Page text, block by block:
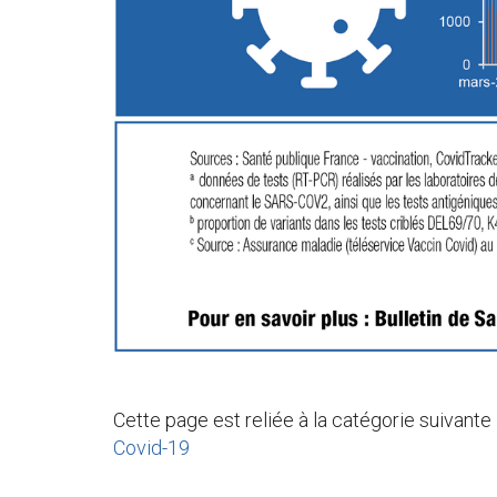
Cette page est reliée à la catégorie suivante
Covid-19